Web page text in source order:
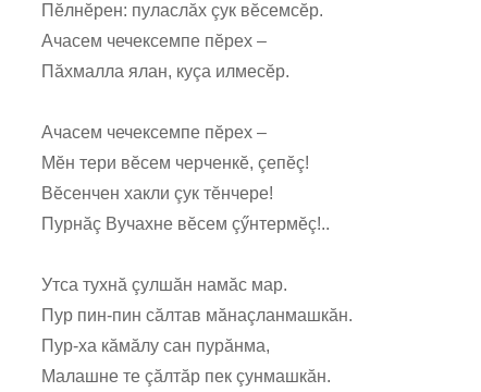
Пĕлнĕрен: пуласлăх çук вĕсемсĕр.
Ачасем чечексемпе пĕрех –
Пăхмалла ялан, куçа илмесĕр.
Ачасем чечексемпе пĕрех –
Мĕн тери вĕсем черченкĕ, çепĕç!
Вĕсенчен хакли çук тĕнчере!
Пурнăç Вучахне вĕсем çӳнтермĕç!..
Утса тухнă çулшăн намăс мар.
Пур пин-пин сăлтав мăнаçланмашкăн.
Пур-ха кăмăлу сан пурăнма,
Малашне те çăлтăр пек çунмашкăн.